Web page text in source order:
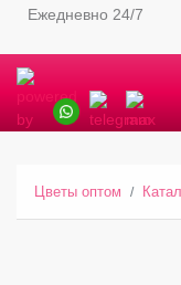
Ежедневно 24/7
Цветы оптом